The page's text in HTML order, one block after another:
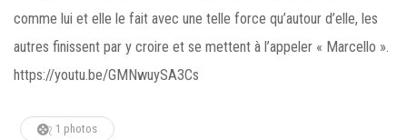
comme lui et elle le fait avec une telle force qu’autour d’elle, les
autres finissent par y croire et se mettent à l’appeler « Marcello ».
https://youtu.be/GMNwuySA3Cs
1 photos